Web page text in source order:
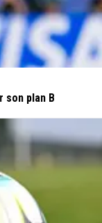
son plan B